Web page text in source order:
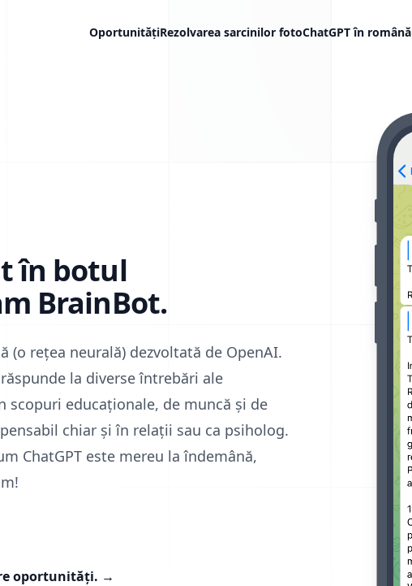
OportunitățiRezolvarea sarcinilor fotoChatGPT în română
în botul
BrainBot.
(o rețea neurală) dezvoltată de OpenAI.
la diverse întrebări ale
educaționale, de muncă și de
chiar și în relații sau ca psiholog.
ChatGPT este mereu la îndemână,
oportunități. →